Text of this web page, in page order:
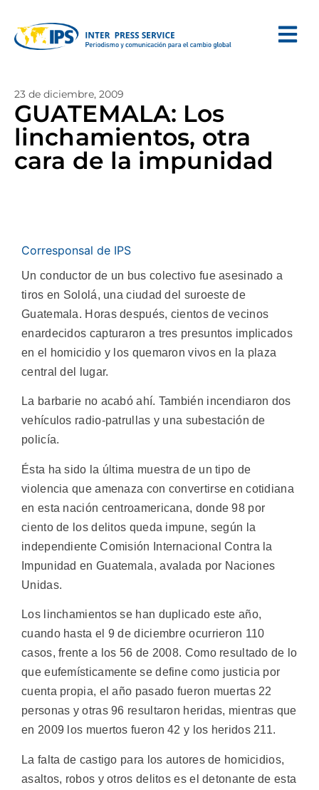
23 de diciembre, 2009
GUATEMALA: Los
linchamientos, otra
cara de la impunidad
Corresponsal de IPS
Un conductor de un bus colectivo fue asesinado a
tiros en Sololá, una ciudad del suroeste de
Guatemala. Horas después, cientos de vecinos
enardecidos capturaron a tres presuntos implicados
en el homicidio y los quemaron vivos en la plaza
central del lugar.
La barbarie no acabó ahí. También incendiaron dos
vehículos radio-patrullas y una subestación de
policía.
Ésta ha sido la última muestra de un tipo de
violencia que amenaza con convertirse en cotidiana
en esta nación centroamericana, donde 98 por
ciento de los delitos queda impune, según la
independiente Comisión Internacional Contra la
Impunidad en Guatemala, avalada por Naciones
Unidas.
Los linchamientos se han duplicado este año,
cuando hasta el 9 de diciembre ocurrieron 110
casos, frente a los 56 de 2008. Como resultado de lo
que eufemísticamente se define como justicia por
cuenta propia, el año pasado fueron muertas 22
personas y otras 96 resultaron heridas, mientras que
en 2009 los muertos fueron 42 y los heridos 211.
La falta de castigo para los autores de homicidios,
asaltos, robos y otros delitos es el detonante de esta